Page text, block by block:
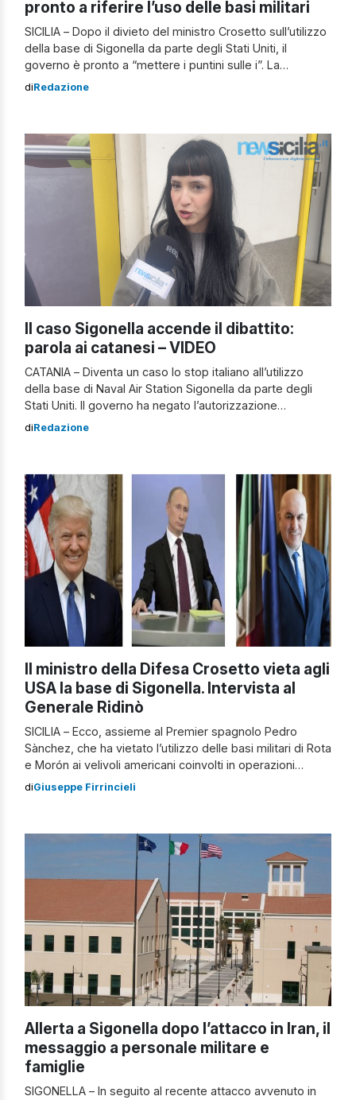
pronto a riferire l’uso delle basi militari
SICILIA – Dopo il divieto del ministro Crosetto sull’utilizzo
della base di Sigonella da parte degli Stati Uniti, il
governo è pronto a “mettere i puntini sulle i”. La
prossima settimana – presumibilmente martedì 7 aprile –
[…]
diRedazione
Il caso Sigonella accende il dibattito:
parola ai catanesi – VIDEO
CATANIA – Diventa un caso lo stop italiano all’utilizzo
della base di Naval Air Station Sigonella da parte degli
Stati Uniti. Il governo ha negato l’autorizzazione
all’atterraggio di asset aerei americani, destinati –
“La linea dell’Esecutivo è chiara, coerente […]
diRedazione
Il ministro della Difesa Crosetto vieta agli
USA la base di Sigonella. Intervista al
Generale Ridinò
SICILIA – Ecco, assieme al Premier spagnolo Pedro
Sànchez, che ha vietato l’utilizzo delle basi militari di Rota
e Morón ai velivoli americani coinvolti in operazioni
militari contro l’Iran, dichiarando il conflitto “illegale”, il
mancanza di una consultazione […]
diGiuseppe Firrincieli
Allerta a Sigonella dopo l’attacco in Iran, il
messaggio a personale militare e
famiglie
SIGONELLA – In seguito al recente attacco avvenuto in